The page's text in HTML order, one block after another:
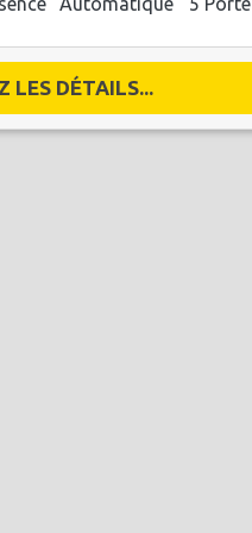
LES DÉTAILS...